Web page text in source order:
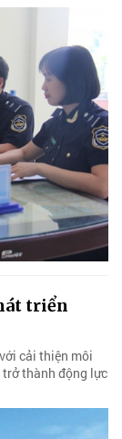
triển
cải thiện môi
thành động lực